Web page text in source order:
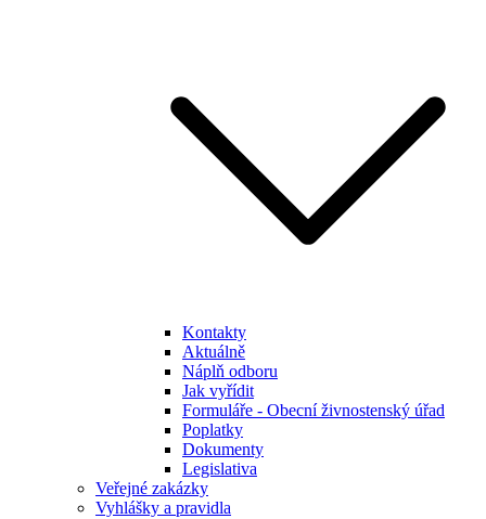
Kontakty
Aktuálně
Náplň odboru
Jak vyřídit
Formuláře - Obecní živnostenský úřad
Poplatky
Dokumenty
Legislativa
Veřejné zakázky
Vyhlášky a pravidla